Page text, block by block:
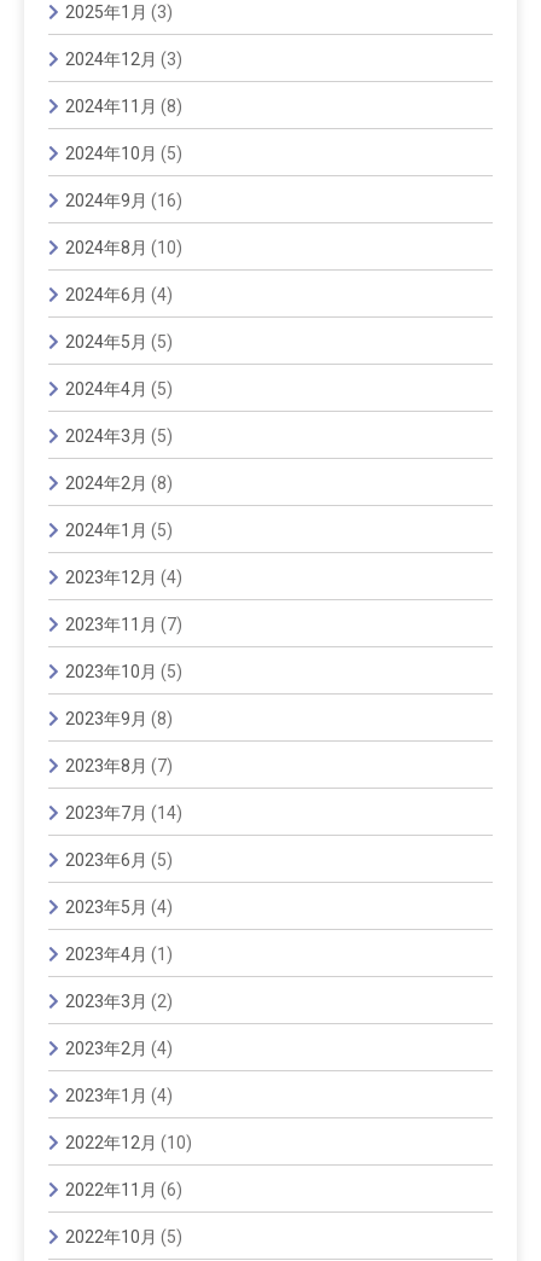
2025年1月 (3)
2024年12月 (3)
2024年11月 (8)
2024年10月 (5)
2024年9月 (16)
2024年8月 (10)
2024年6月 (4)
2024年5月 (5)
2024年4月 (5)
2024年3月 (5)
2024年2月 (8)
2024年1月 (5)
2023年12月 (4)
2023年11月 (7)
2023年10月 (5)
2023年9月 (8)
2023年8月 (7)
2023年7月 (14)
2023年6月 (5)
2023年5月 (4)
2023年4月 (1)
2023年3月 (2)
2023年2月 (4)
2023年1月 (4)
2022年12月 (10)
2022年11月 (6)
2022年10月 (5)